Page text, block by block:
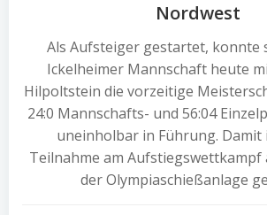
Nordwest
Als Aufsteiger gestartet, konnte
Ickelheimer Mannschaft heute
Hilpoltstein die vorzeitige
24:0 Mannschafts- und 56:04
uneinholbar in Führung. Damit
Teilnahme am Aufstiegswettkampf
der Olympiaschießanlage